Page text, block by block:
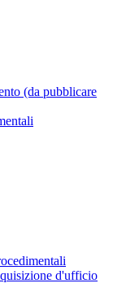
(da pubblicare
d'ufficio